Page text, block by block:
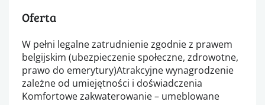
Oferta
W pełni legalne zatrudnienie zgodnie z prawem
belgijskim (ubezpieczenie społeczne, zdrowotne,
prawo do emerytury)Atrakcyjne wynagrodzenie
zależne od umiejętności i doświadczenia
Komfortowe zakwaterowanie – umeblowane